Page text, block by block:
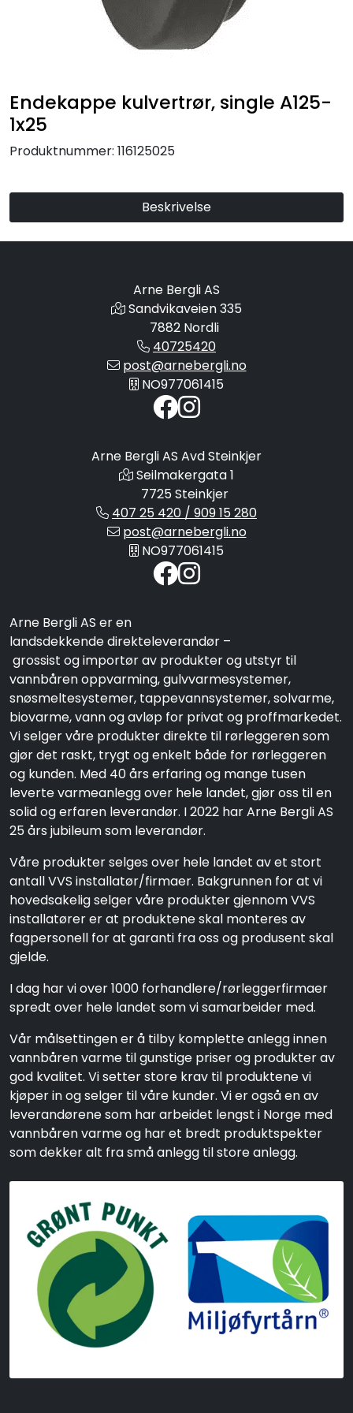
Endekappe kulvertrør, single A125-
1x25
Produktnummer: 116125025
Beskrivelse
Arne Bergli AS
Sandvikaveien 335
7882 Nordli
40725420
post@arnebergli.no
NO977061415
Arne Bergli AS Avd Steinkjer
Seilmakergata 1
7725 Steinkjer
407 25 420 / 909 15 280
post@arnebergli.no
NO977061415
Arne Bergli AS er en
landsdekkende direkteleverandør –
grossist og importør av produkter og utstyr til
vannbåren oppvarming, gulvvarmesystemer,
snøsmeltesystemer, tappevannsystemer, solvarme,
biovarme, vann og avløp for privat og proffmarkedet.
Vi selger våre produkter direkte til rørleggeren som
gjør det raskt, trygt og enkelt både for rørleggeren
og kunden. Med 40 års erfaring og mange tusen
leverte varmeanlegg over hele landet, gjør oss til en
solid og erfaren leverandør. I 2022 har Arne Bergli AS
25 års jubileum som leverandør.
Våre produkter selges over hele landet av et stort
antall VVS installatør/firmaer. Bakgrunnen for at vi
hovedsakelig selger våre produkter gjennom VVS
installatører er at produktene skal monteres av
fagpersonell for at garanti fra oss og produsent skal
gjelde.
I dag har vi over 1000 forhandlere/rørleggerfirmaer
spredt over hele landet som vi samarbeider med.
Vår målsettingen er å tilby komplette anlegg innen
vannbåren varme til gunstige priser og produkter av
god kvalitet. Vi setter store krav til produktene vi
kjøper in og selger til våre kunder. Vi er også en av
leverandørene som har arbeidet lengst i Norge med
vannbåren varme og har et bredt produktspekter
som dekker alt fra små anlegg til store anlegg.